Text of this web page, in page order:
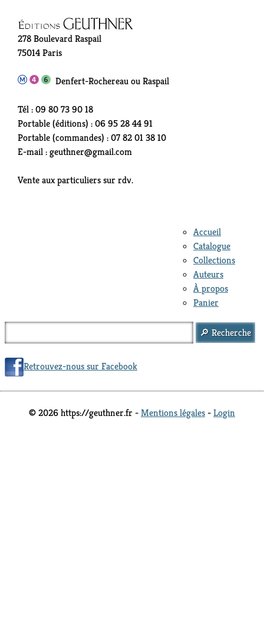
278 Boulevard Raspail
75014 Paris
Denfert-Rochereau ou Raspail
Tél : 09 80 73 90 18
Portable (éditions) : 06 95 28 44 91
Portable (commandes) : 07 82 01 38 10
E-mail : geuthner@gmail.com
Vente aux particuliers sur rdv.
Accueil
Catalogue
Collections
Auteurs
À propos
Panier
Retrouvez-nous sur Facebook
© 2026 https://geuthner.fr -Mentions légales -Login